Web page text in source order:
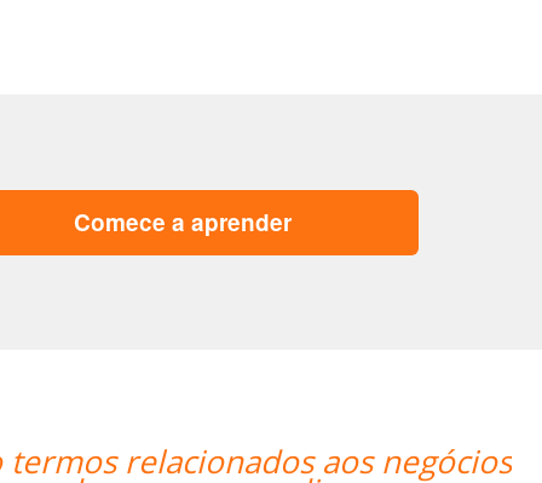
Comece a aprender
está absolutamente satisfeita